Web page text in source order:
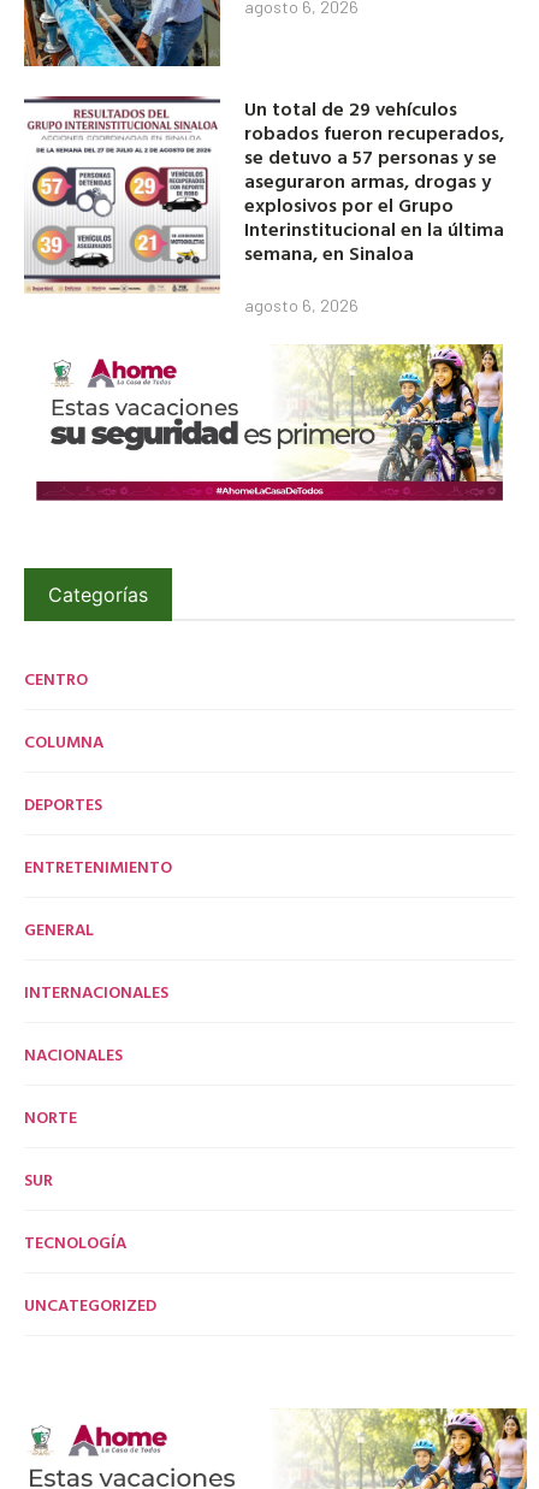
agosto 6, 2026
Un total de 29 vehículos
robados fueron recuperados,
se detuvo a 57 personas y se
aseguraron armas, drogas y
explosivos por el Grupo
Interinstitucional en la última
semana, en Sinaloa
agosto 6, 2026
Categorías
CENTRO
COLUMNA
DEPORTES
ENTRETENIMIENTO
GENERAL
INTERNACIONALES
NACIONALES
NORTE
SUR
TECNOLOGÍA
UNCATEGORIZED